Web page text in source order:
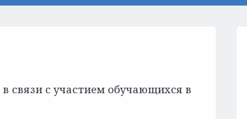
связи с участием обучающихся в